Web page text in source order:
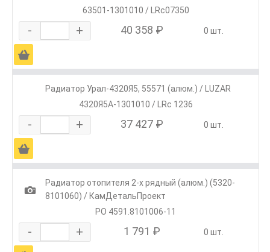
63501-1301010 / LRc07350
- + 40 358 ₽ 0 шт.
Ä
Радиатор Урал-4320Я5, 55571 (алюм.) / LUZAR
4320Я5А-1301010 / LRc 1236
- + 37 427 ₽ 0 шт.
Ä
1
Радиатор отопителя 2-х рядный (алюм.) (5320-
8101060) / КамДетальПроект
РО 4591.8101006-11
- + 1 791 ₽ 0 шт.